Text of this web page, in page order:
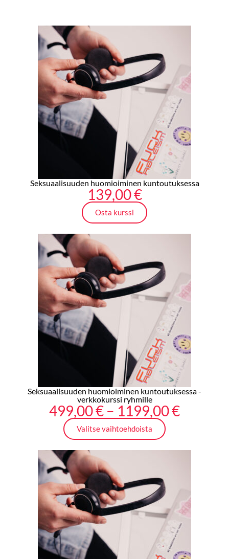
Seksuaalisuuden huomioiminen kuntoutuksessa
139,00€
Osta kurssi
Seksuaalisuuden huomioiminen kuntoutuksessa -
verkkokurssi ryhmille
499,00€ – 1199,00€
Valitse vaihtoehdoista